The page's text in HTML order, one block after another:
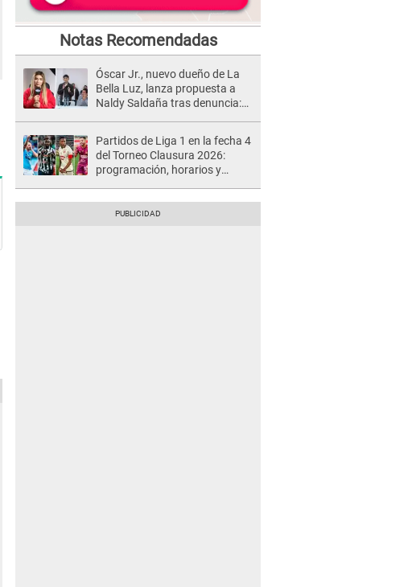
Notas Recomendadas
Óscar Jr., nuevo dueño de La
Bella Luz, lanza propuesta a
Naldy Saldaña tras denuncia:
Partidos de Liga 1 en la fecha 4
del Torneo Clausura 2026:
programación, horarios y